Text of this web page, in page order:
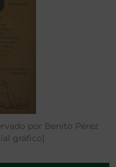
por Benito Pérez
gráfico]